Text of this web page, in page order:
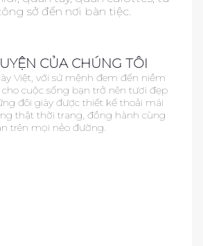
sở đến nơi bàn tiệc.
CỦA CHÚNG TÔI
Việt, với sứ mệnh đem đến niềm
cuộc sống bạn trở nên tươi đẹp
đôi giày được thiết kế thoải mái
thật thời trang, đồng hành cùng
trên mọi nẻo đường.